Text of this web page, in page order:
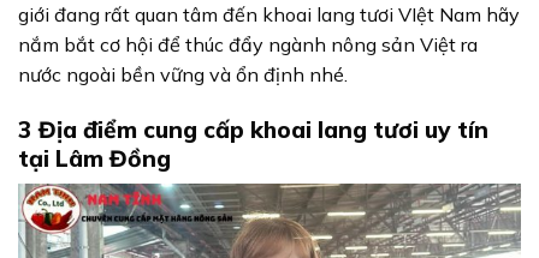
giới đang rất quan tâm đến khoai lang tươi VIệt Nam hãy
nắm bắt cơ hội để thúc đẩy ngành nông sản Việt ra
nước ngoài bền vững và ổn định nhé.
3 Địa điểm cung cấp khoai lang tươi uy tín
tại Lâm Đồng